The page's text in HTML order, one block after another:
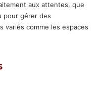
aux attentes, que
pour gérer des
variés comme les espaces